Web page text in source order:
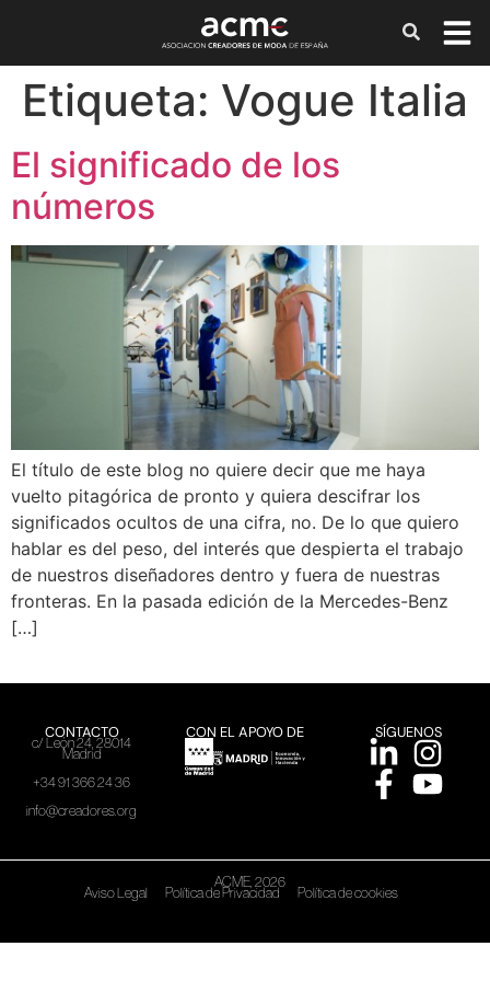
Etiqueta: Vogue Italia
El significado de los
números
El título de este blog no quiere decir que me haya
vuelto pitagórica de pronto y quiera descifrar los
significados ocultos de una cifra, no. De lo que quiero
hablar es del peso, del interés que despierta el trabajo
de nuestros diseñadores dentro y fuera de nuestras
fronteras. En la pasada edición de la Mercedes-Benz
[…]
CONTACTO
c/ León 24, 28014
Madrid
+34 91 366 24 36
info@creadores.org
CON EL APOYO DE SÍGUENOS
ACME, 2026
Aviso Legal Política de Privacidad Política de cookies